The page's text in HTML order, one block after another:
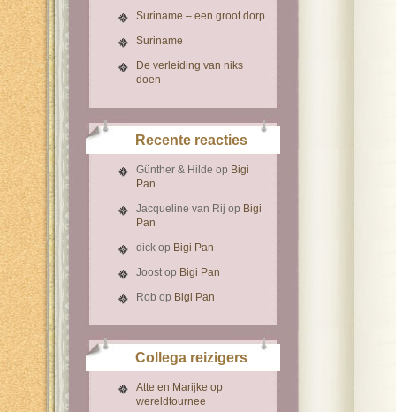
Suriname – een groot dorp
Suriname
De verleiding van niks
doen
Recente reacties
Günther & Hilde op Bigi
Pan
Jacqueline van Rij op Bigi
Pan
dick op Bigi Pan
Joostop Bigi Pan
Rob op Bigi Pan
Collega reizigers
Atte en Marijke op
wereldtournee